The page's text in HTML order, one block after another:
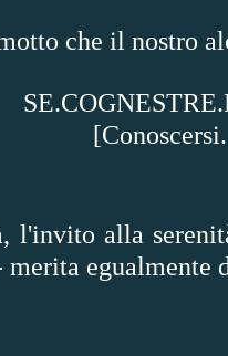
che il nostro
l'invito alla
egualmente